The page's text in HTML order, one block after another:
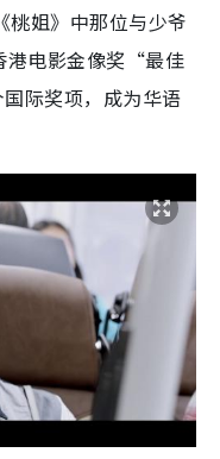
桃姐》中那位与少爷
港电影金像奖“最佳
际奖项，成为华语